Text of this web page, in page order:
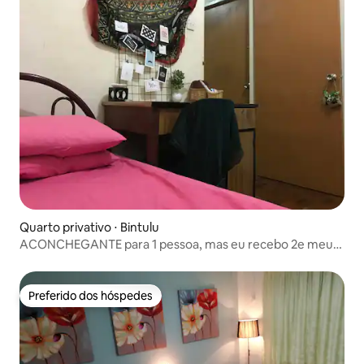
Quarto privativo ⋅ Bintulu
ACONCHEGANTE para 1 pessoa, mas eu recebo 2e meu
Preferido dos hóspedes
Preferido dos hóspedes